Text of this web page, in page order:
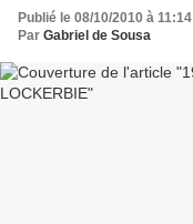
Publié le 08/10/2010 à 11:14
Par Gabriel de Sousa